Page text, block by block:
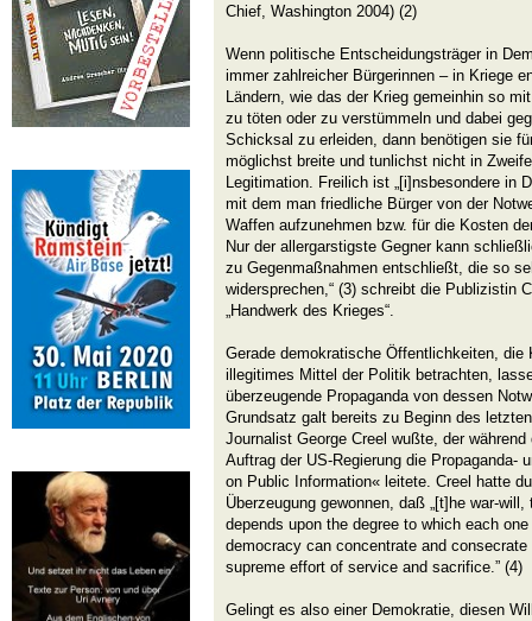
Chief, Washington 2004) (2)
Wenn politische Entscheidungsträger in
immer zahlreicher Bürgerinnen – in Kriege
Ländern, wie das der Krieg gemeinhin so
zu töten oder zu verstümmeln und dabei
Schicksal zu erleiden, dann benötigen sie
möglichst breite und tunlichst nicht in
Legitimation. Freilich ist „[i]nsbesondere in
mit dem man friedliche Bürger von der
Waffen aufzunehmen bzw. für die Kosten
Nur der allergarstigste Gegner kann
zu Gegenmaßnahmen entschließt, die so
widersprechen,“ (3) schreibt die Publizistin
„Handwerk des Krieges“.
Gerade demokratische Öffentlichkeiten, die
illegitimes Mittel der Politik betrachten,
überzeugende Propaganda von dessen
Grundsatz galt bereits zu Beginn des
Journalist George Creel wußte, der
Auftrag der US-Regierung die Propaganda-
on Public Information« leitete. Creel hatte
Überzeugung gewonnen, daß „[t]he war-
depends upon the degree to which each
democracy can concentrate and
supreme effort of service and sacrifice.” (4)
Gelingt es also einer Demokratie, diesen